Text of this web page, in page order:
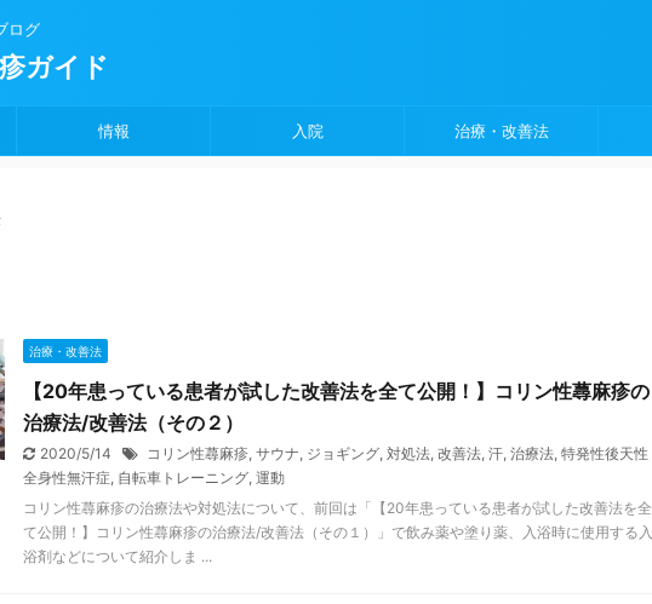
ログ
ガイド
情報 入院 治療・改善法
治療・改善法
【20年患っている患者が試した改善法を全て公開！】コリン性蕁麻疹の
治療法/改善法（その２）
2020/5/14 コリン性蕁麻疹, サウナ, ジョギング, 対処法, 改善法, 汗, 治療法, 特発性後天性
全身性無汗症, 自転車トレーニング, 運動
コリン性蕁麻疹の治療法や対処法について、前回は「【20年患っている患者が試した改善法を全
て公開！】コリン性蕁麻疹の治療法/改善法（その１）」で飲み薬や塗り薬、入浴時に使用する入
浴剤などについて紹介しま ...